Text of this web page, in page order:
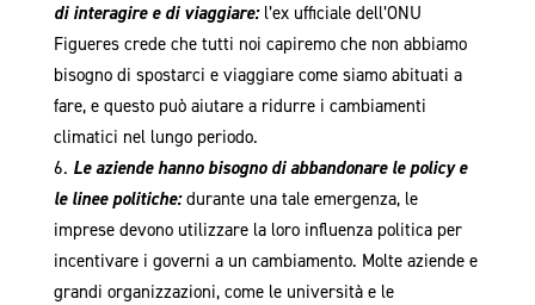
di interagire e di viaggiare:l’ex ufficiale dell’ONU
Figueres crede che tutti noi capiremo che non abbiamo
bisogno di spostarci e viaggiare come siamo abituati a
fare, e questo può aiutare a ridurre i cambiamenti
climatici nel lungo periodo.
Le aziende hanno bisogno di abbandonare le policy e
le linee politiche:durante una tale emergenza, le
imprese devono utilizzare la loro influenza politica per
incentivare i governi a un cambiamento. Molte aziende e
grandi organizzazioni, come le università e le